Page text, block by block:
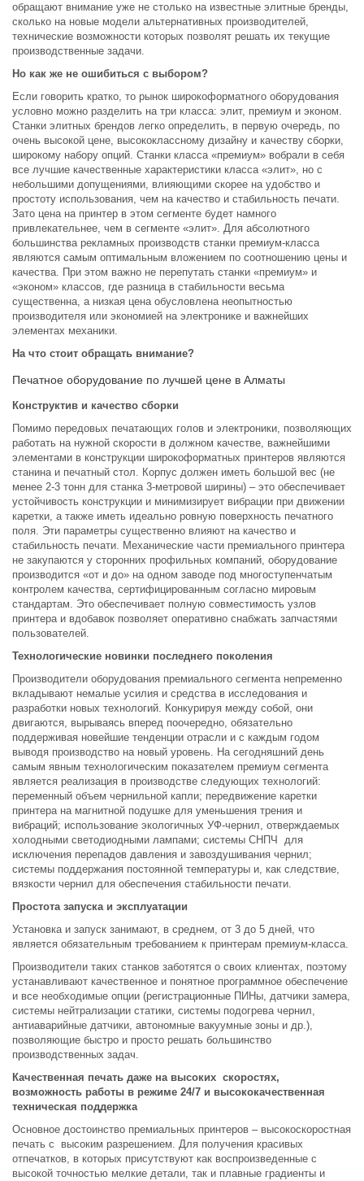
обращают внимание уже не столько на известные элитные бренды,
сколько на новые модели альтернативных производителей,
технические возможности которых позволят решать их текущие
производственные задачи.
Но как же не ошибиться с выбором?
Если говорить кратко, то рынок широкоформатного оборудования
условно можно разделить на три класса: элит, премиум и эконом.
Станки элитных брендов легко определить, в первую очередь, по
очень высокой цене, высококлассному дизайну и качеству сборки,
широкому набору опций. Станки класса «премиум» вобрали в себя
все лучшие качественные характеристики класса «элит», но с
небольшими допущениями, влияющими скорее на удобство и
простоту использования, чем на качество и стабильность печати.
Зато цена на принтер в этом сегменте будет намного
привлекательнее, чем в сегменте «элит». Для абсолютного
большинства рекламных производств станки премиум-класса
являются самым оптимальным вложением по соотношению цены и
качества. При этом важно не перепутать станки «премиум» и
«эконом» классов, где разница в стабильности весьма
существенна, а низкая цена обусловлена неопытностью
производителя или экономией на электронике и важнейших
элементах механики.
На что стоит обращать внимание?
Печатное оборудование по лучшей цене в Алматы
Конструктив и качество сборки
Помимо передовых печатающих голов и электроники, позволяющих
работать на нужной скорости в должном качестве, важнейшими
элементами в конструкции широкоформатных принтеров являются
станина и печатный стол. Корпус должен иметь большой вес (не
менее 2-3 тонн для станка 3-метровой ширины) – это обеспечивает
устойчивость конструкции и минимизирует вибрации при движении
каретки, а также иметь идеально ровную поверхность печатного
поля. Эти параметры существенно влияют на качество и
стабильность печати. Механические части премиального принтера
не закупаются у сторонних профильных компаний, оборудование
производится «от и до» на одном заводе под многоступенчатым
контролем качества, сертифицированным согласно мировым
стандартам. Это обеспечивает полную совместимость узлов
принтера и вдобавок позволяет оперативно снабжать запчастями
пользователей.
Технологические новинки последнего поколения
Производители оборудования премиального сегмента непременно
вкладывают немалые усилия и средства в исследования и
разработки новых технологий. Конкурируя между собой, они
двигаются, вырываясь вперед поочередно, обязательно
поддерживая новейшие тенденции отрасли и с каждым годом
выводя производство на новый уровень. На сегодняшний день
самым явным технологическим показателем премиум сегмента
является реализация в производстве следующих технологий:
переменный объем чернильной капли; передвижение каретки
принтера на магнитной подушке для уменьшения трения и
вибраций; использование экологичных УФ-чернил, отверждаемых
холодными светодиодными лампами; системы СНПЧ для
исключения перепадов давления и завоздушивания чернил;
системы поддержания постоянной температуры и, как следствие,
вязкости чернил для обеспечения стабильности печати.
Простота запуска и эксплуатации
Установка и запуск занимают, в среднем, от 3 до 5 дней, что
является обязательным требованием к принтерам премиум-класса.
Производители таких станков заботятся о своих клиентах, поэтому
устанавливают качественное и понятное программное обеспечение
и все необходимые опции (регистрационные ПИНы, датчики замера,
системы нейтрализации статики, системы подогрева чернил,
антиаварийные датчики, автономные вакуумные зоны и др.),
позволяющие быстро и просто решать большинство
производственных задач.
Качественная печать даже на высоких скоростях,
возможность работы в режиме 24/7 и высококачественная
техническая поддержка
Основное достоинство премиальных принтеров – высокоскоростная
печать с высоким разрешением. Для получения красивых
отпечатков, в которых присутствуют как воспроизведенные с
высокой точностью мелкие детали, так и плавные градиенты и